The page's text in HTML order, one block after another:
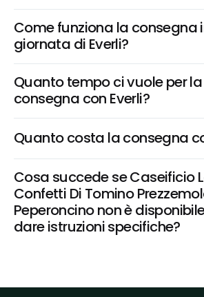
Come funziona la consegna
giornata di Everli?
Quanto tempo ci vuole per la
consegna con Everli?
Quanto costa la consegna
Cosa succede se Caseificio
Confetti Di Tomino
Peperoncino non è
dare istruzioni specifiche?